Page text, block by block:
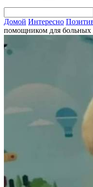
Домой Интересно
помощником для больных